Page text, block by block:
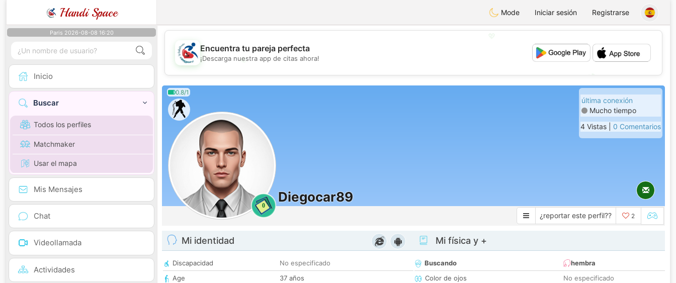
Handi Space Mode Iniciar sesión Registrarse
Paris 2026-08-08 16:20
Inicio
Buscar
Todos los perfiles
Matchmaker
Usar el mapa
Mis Mensajes
Chat
Videollamada
Actividades
💖
💕
Encuentra tu pareja perfecta
¡Descarga nuestra app de citas ahora!
0.8/1
0
Diegocar89
última conexión
Mucho tiempo
4 Vistas | 0 Comentarios
¿reportar este perfil?? 2
Mi identidad
Discapacidad
No especificado
Age
37 años
Mi física y +
Buscando
hembra
Color de ojos
No especificado